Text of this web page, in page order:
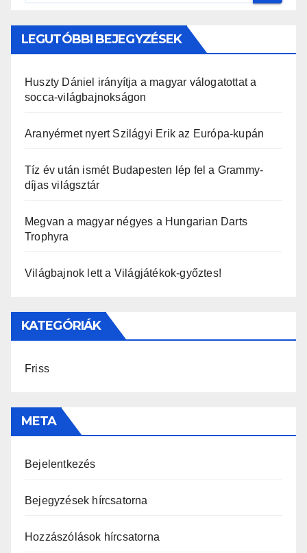
LEGUTÓBBI BEJEGYZÉSEK
Huszty Dániel irányítja a magyar válogatottat a
socca-világbajnokságon
Aranyérmet nyert Szilágyi Erik az Európa-kupán
Tíz év után ismét Budapesten lép fel a Grammy-
díjas világsztár
Megvan a magyar négyes a Hungarian Darts
Trophyra
Világbajnok lett a Világjátékok-győztes!
KATEGÓRIÁK
Friss
META
Bejelentkezés
Bejegyzések hírcsatorna
Hozzászólások hírcsatorna